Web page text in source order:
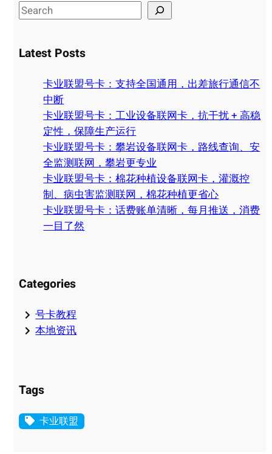
S
e
r
Latest Posts
卡业联盟号卡：支持全国通用，出差旅行通信不
中断
卡业联盟号卡：工业设备联网卡，抗干扰 + 高稳
定性，保障生产运行
卡业联盟号卡：攀岩设备联网卡，路线查询、安
全监测联网，攀岩更专业
卡业联盟号卡：棉花种植设备联网卡，灌溉控
制、病虫害监测联网，棉花种植更省心
卡业联盟号卡：话费账单清晰，每月推送，消费
一目了然
Categories
号卡教程
本地资讯
Tags
卡业联盟